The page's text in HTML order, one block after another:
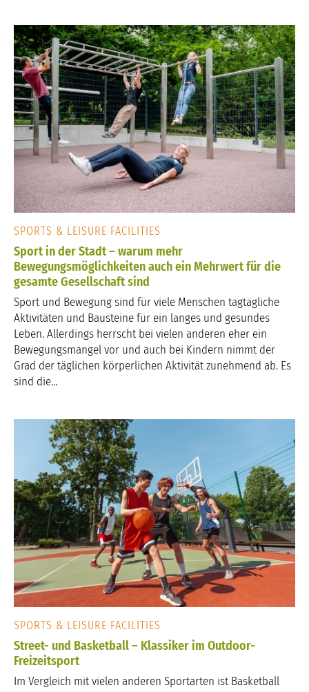
SPORTS & LEISURE FACILITIES
Sport in der Stadt – warum mehr
Bewegungsmöglichkeiten auch ein Mehrwert für die
gesamte Gesellschaft sind
Sport und Bewegung sind für viele Menschen tagtägliche
Aktivitäten und Bausteine für ein langes und gesundes
Leben. Allerdings herrscht bei vielen anderen eher ein
Bewegungsmangel vor und auch bei Kindern nimmt der
Grad der täglichen körperlichen Aktivität zunehmend ab. Es
sind die...
SPORTS & LEISURE FACILITIES
Street- und Basketball – Klassiker im Outdoor-
Freizeitsport
Im Vergleich mit vielen anderen Sportarten ist Basketball